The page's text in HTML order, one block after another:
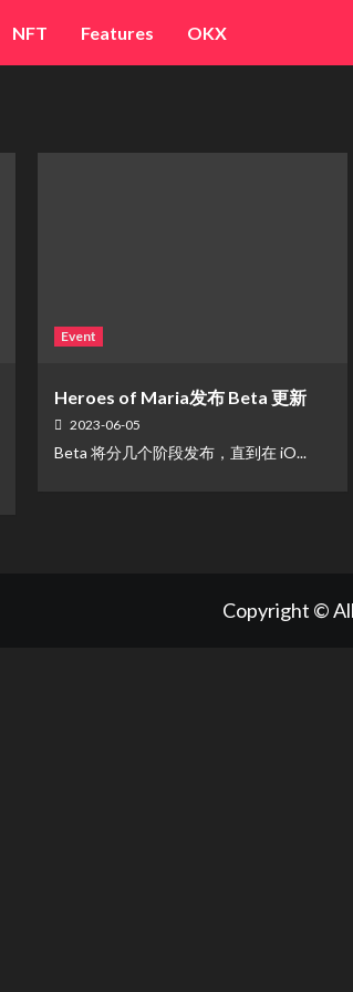
NFT Features OKX
Event
Heroes of Maria发布 Beta 更新
2023-06-05
Beta 将分几个阶段发布，直到在 iO...
Copyright ©